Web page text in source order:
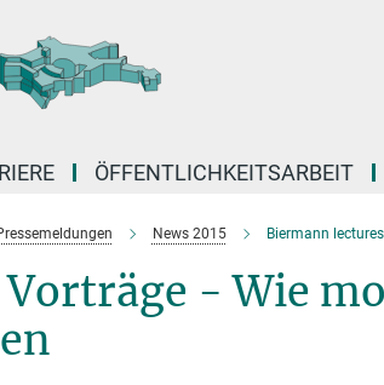
ÖFFENTLICHKEITSARBEIT
News 2015 Biermann
- Wie